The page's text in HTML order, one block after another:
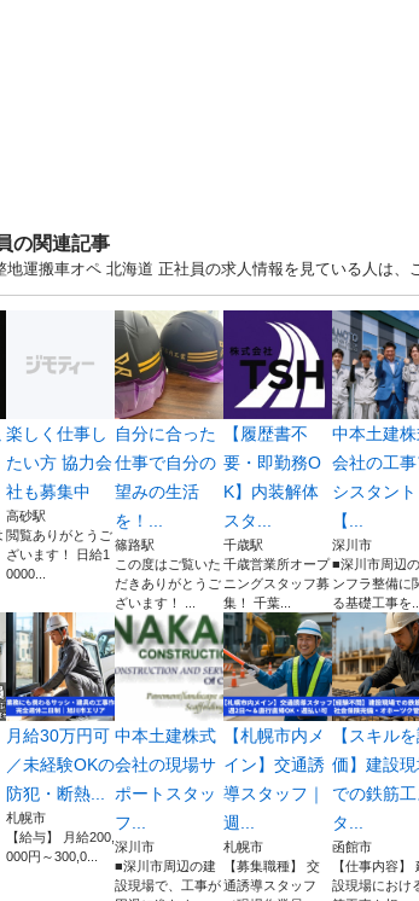
の関連記事
地運搬車オペ 北海道 正社員の求人情報を見ている人は、
楽しく仕事し
たい方 協力会
社も募集中
高砂駅
閲覧ありがとうご
ざいます！ 日給1
0000...
自分に合った
仕事で自分の
望みの生活
を！...
篠路駅
この度はご覧いた
だきありがとうご
ざいます！ ...
【履歴書不
要・即勤務O
K】内装解体
スタ...
千歳駅
千歳営業所オープ
ニングスタッフ募
集！ 千葉...
中本土建
会社の工事
シスタント
【...
深川市
■深川市周辺
ンフラ整備に
る基礎工事を...
月給30万円可
／未経験OKの
防犯・断熱...
札幌市
【給与】 月給200,
000円～300,0...
中本土建株式
会社の現場サ
ポートスタッ
フ...
深川市
■深川市周辺の建
設現場で、工事が
【札幌市内メ
イン】交通誘
導スタッフ｜
週...
札幌市
【募集職種】 交
通誘導スタッフ
【スキル
価】建設
での鉄筋工
タ...
函館市
【仕事内容】
設現場におけ